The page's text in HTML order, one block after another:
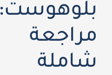
بلوهوست:
مراجعة
شاملة